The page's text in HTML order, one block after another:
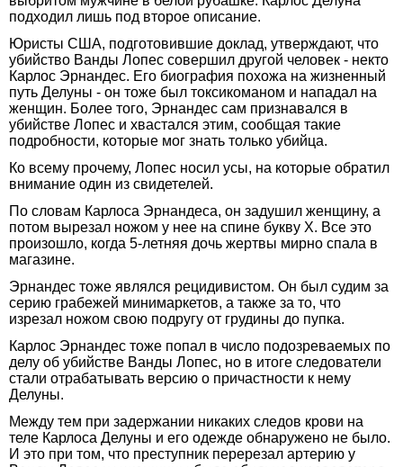
подходил лишь под второе описание.
Юристы США, подготовившие доклад, утверждают, что
убийство Ванды Лопес совершил другой человек - некто
Карлос Эрнандес. Его биография похожа на жизненный
путь Делуны - он тоже был токсикоманом и нападал на
женщин. Более того, Эрнандес сам признавался в
убийстве Лопес и хвастался этим, сообщая такие
подробности, которые мог знать только убийца.
Ко всему прочему, Лопес носил усы, на которые обратил
внимание один из свидетелей.
По словам Карлоса Эрнандеса, он задушил женщину, а
потом вырезал ножом у нее на спине букву X. Все это
произошло, когда 5-летняя дочь жертвы мирно спала в
магазине.
Эрнандес тоже являлся рецидивистом. Он был судим за
серию грабежей минимаркетов, а также за то, что
изрезал ножом свою подругу от грудины до пупка.
Карлос Эрнандес тоже попал в число подозреваемых по
делу об убийстве Ванды Лопес, но в итоге следователи
стали отрабатывать версию о причастности к нему
Делуны.
Между тем при задержании никаких следов крови на
теле Карлоса Делуны и его одежде обнаружено не было.
И это при том, что преступник перерезал артерию у